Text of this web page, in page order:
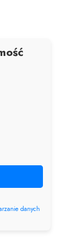
danych